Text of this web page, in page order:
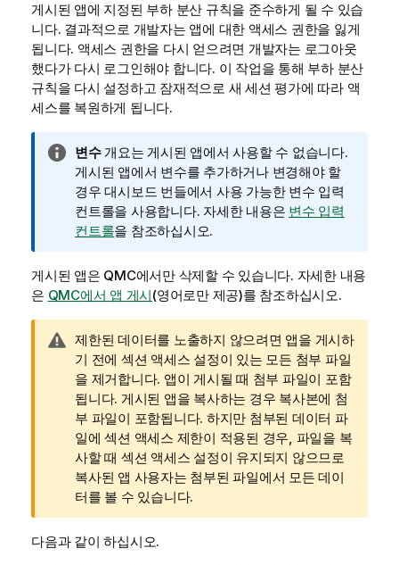
게시된 앱에 지정된 부하 분산 규칙을 준수하게 될 수 있습
니다. 결과적으로 개발자는 앱에 대한 액세스 권한을 잃게
됩니다. 액세스 권한을 다시 얻으려면 개발자는 로그아웃
했다가 다시 로그인해야 합니다. 이 작업을 통해 부하 분산
규칙을 다시 설정하고 잠재적으로 새 세션 평가에 따라 액
세스를 복원하게 됩니다.
정
보
메
모
변수개요는 게시된 앱에서 사용할 수 없습니다.
게시된 앱에서 변수를 추가하거나 변경해야 할
경우 대시보드 번들에서 사용 가능한 변수 입력
컨트롤을 사용합니다. 자세한 내용은 변수 입력
컨트롤을 참조하십시오.
게시된 앱은 QMC에서만 삭제할 수 있습니다. 자세한 내용
은 QMC에서 앱 게시(영어로만 제공)를 참조하십시오.
경
고
메
모
제한된 데이터를 노출하지 않으려면 앱을 게시하
기 전에 섹션 액세스 설정이 있는 모든 첨부 파일
을 제거합니다. 앱이 게시될 때 첨부 파일이 포함
됩니다. 게시된 앱을 복사하는 경우 복사본에 첨
부 파일이 포함됩니다. 하지만 첨부된 데이터 파
일에 섹션 액세스 제한이 적용된 경우, 파일을 복
사할 때 섹션 액세스 설정이 유지되지 않으므로
복사된 앱 사용자는 첨부된 파일에서 모든 데이
터를 볼 수 있습니다.
다음과 같이 하십시오.